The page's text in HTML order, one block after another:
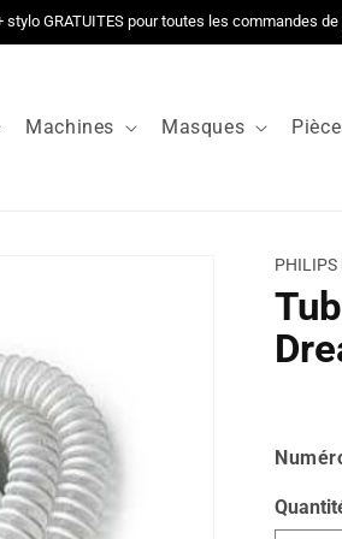
stylo GRATUITES pour toutes les commandes
Machines Masques
PHILIPS